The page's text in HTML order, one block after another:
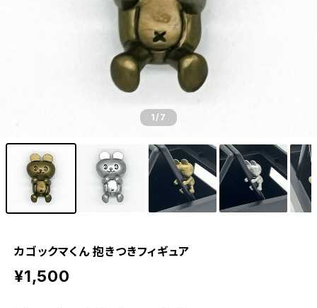
1/7
カゴックマくん 抱きつきフィギュア
¥1,500